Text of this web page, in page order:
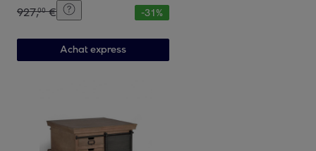
927,00 € -31%
Achat express